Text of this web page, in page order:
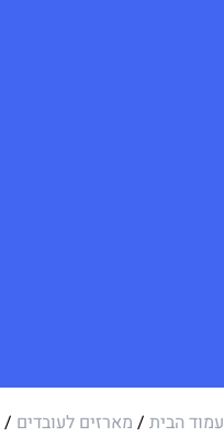
עמוד הבית / מארזים לעובדים /